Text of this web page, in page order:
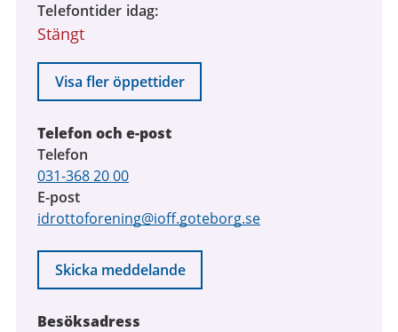
2026
till
augusti
2026
Telefontider idag
Stängt
Visa fler öppettider
Telefon och e-post
Telefon
031-368 20 00
E-post
idrottoforening@ioff.goteborg.se
Skicka meddelande
Besöksadress